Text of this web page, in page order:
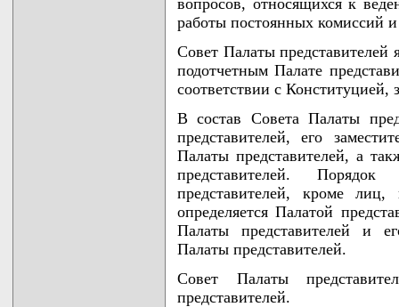
работы постоянных комиссий
Совет Палаты представителей
подотчетным Палате
соответствии с Конституцией,
В состав Совета Палаты
представителей, его
Палаты представителей, а
представителей.
представителей, кроме
определяется Палатой
Палаты представителей и
Палаты представителей.
Совет Палаты
представителей.